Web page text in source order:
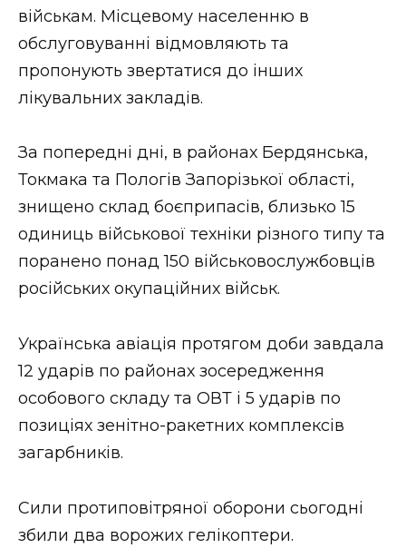
військам. Місцевому населенню в
обслуговуванні відмовляють та
пропонують звертатися до інших
лікувальних закладів.
За попередні дні, в районах Бердянська,
Токмака та Пологів Запорізької області,
знищено склад боєприпасів, близько 15
одиниць військової техніки різного типу та
поранено понад 150 військовослужбовців
російських окупаційних військ.
Українська авіація протягом доби завдала
12 ударів по районах зосередження
особового складу та ОВТ і 5 ударів по
позиціях зенітно-ракетних комплексів
загарбників.
Сили протиповітряної оборони сьогодні
збили два ворожих гелікоптери.